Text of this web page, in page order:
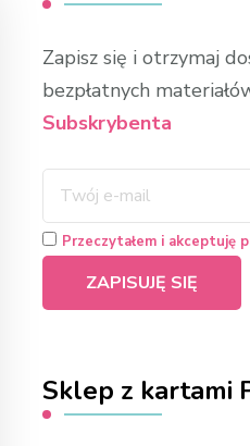
Zapisz się i otrzymaj
bezpłatnych
Subskrybenta
Przeczytałem i akceptuję
Sklep z kartami